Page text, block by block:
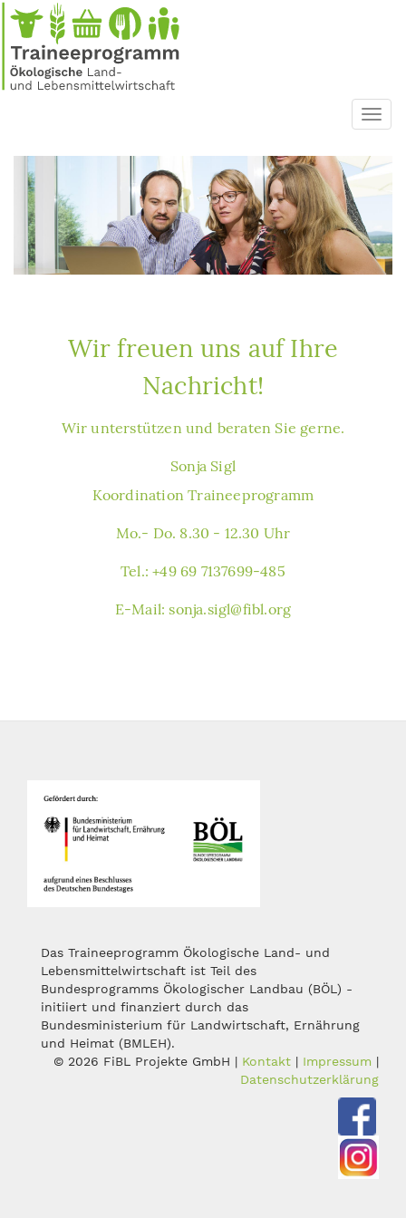
Direkt
zum
Inhalt
Wir freuen uns auf Ihre
Nachricht!
Wir unterstützen und beraten Sie gerne.
Sonja Sigl
Koordination Traineeprogramm
Mo.- Do. 8.30 - 12.30 Uhr
Tel.: +49 69 7137699-485
E-Mail:sonja.sigl@fibl.org
Das Traineeprogramm Ökologische Land- und
Lebensmittelwirtschaft ist Teil des
Bundesprogramms Ökologischer Landbau (BÖL) -
initiiert und finanziert durch das
Bundesministerium für Landwirtschaft, Ernährung
und Heimat (BMLEH).
© 2026 FiBL Projekte GmbH | Kontakt | Impressum |
Datenschutzerklärung